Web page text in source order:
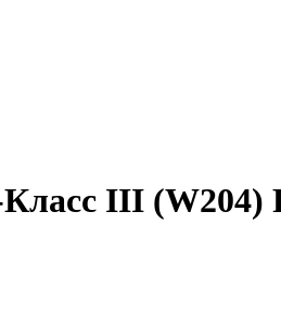
III (W204)